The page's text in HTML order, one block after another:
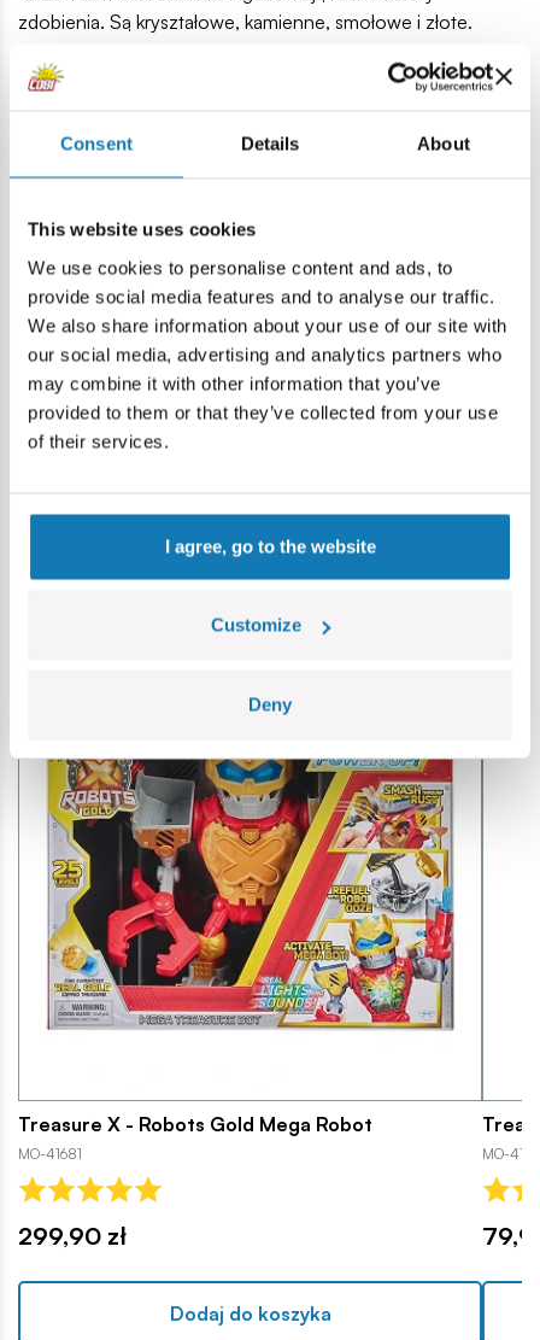
Consent Details About
This website uses cookies
We use cookies to personalise content and ads, to
provide social media features and to analyse our traffic.
We also share information about your use of our site with
our social media, advertising and analytics partners who
may combine it with other information that you’ve
provided to them or that they’ve collected from your use
of their services.
I agree, go to the website
Customize
Deny
zdobienia. Są kryształowe, kamienne, smołowe i złote.
Szukaj też 6 różnych skarbów w postaci tajemniczych
prehistorycznych robali oraz skarb pokryty złotem.
Specyfikacja
Nr kat.:
MO-41646
Producent:
Moose Toys
Wymiary opakowania:
98x60x165 mm
Grupa wiekowa:
5+
Lokalizacja produktu:
Bestsellery w kategorii
Treasure X - Robots Gold Mega Robot
MO-41681
299,90 zł
Dodaj do koszyka
MO-